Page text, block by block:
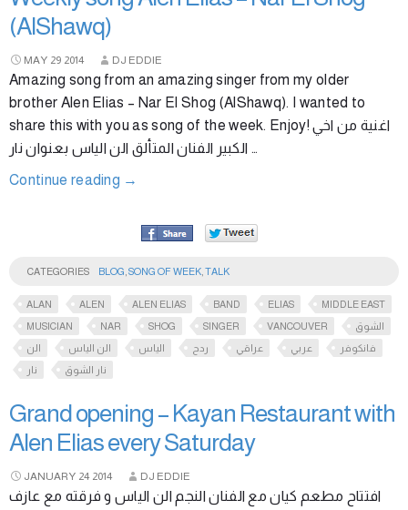
(AlShawq)
MAY 29 2014 DJ EDDIE
Amazing song from an amazing singer from my older
brother Alen Elias – Nar El Shog (AlShawq). I wanted to
share this with you as song of the week. Enjoy! اغنية من اخي
الكبير الفنان المتألق الن الياس بعنوان نار …
Continue reading →
CATEGORIES BLOG SONG OF WEEK TALK
ALAN ALEN ALEN ELIAS BAND ELIAS
MIDDLE EAST
MUSICIAN
NAR SHOG SINGER VANCOUVER
الشوق
الن
الن الياس الياس ردح عراقي عربي
فانكوفر
نار
نار الشوق
Grand opening – Kayan Restaurant with
Alen Elias every Saturday
JANUARY 24 2014 DJ EDDIE
افتتاح مطعم كيان مع الفنان النجم الن الياس و فرقته مع عازف